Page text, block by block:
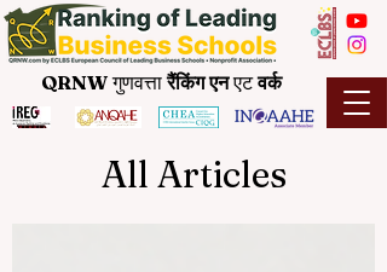
QRNWगुणवत्तारैंकिंग एनएटवर्क
All Articles